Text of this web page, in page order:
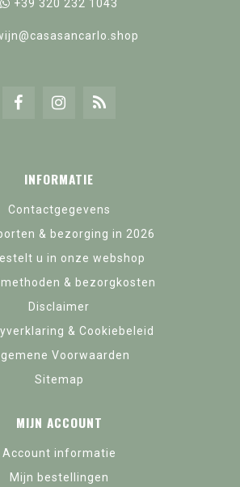
+39 320 232 1043
INFORMATIE
Contactgegevens
& bezorging in 2026
u in onze webshop
& bezorgkosten
Disclaimer
& Cookiebeleid
Voorwaarden
Sitemap
MIJN ACCOUNT
Account informatie
Mijn bestellingen